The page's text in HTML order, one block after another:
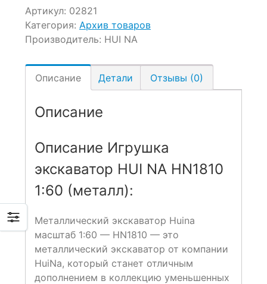
Артикул: 02821
Категория: Архив товаров
Производитель: HUI NA
Описание Детали Отзывы (0)
Описание
Описание Игрушка
экскаватор HUI NA HN1810
1:60 (металл):
Металлический экскаватор Huina
масштаб 1:60 — HN1810 — это
металлический экскаватор от компании
HuiNa, который станет отличным
дополнением в коллекцию уменьшенных